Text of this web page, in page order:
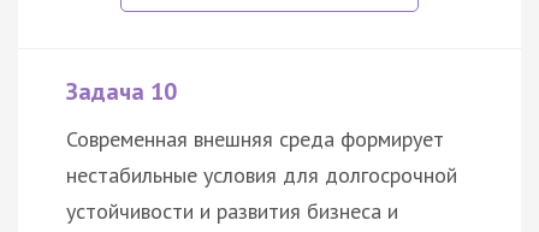
Задача 10
Современная внешняя среда формирует
нестабильные условия для долгосрочной
устойчивости и развития бизнеса и